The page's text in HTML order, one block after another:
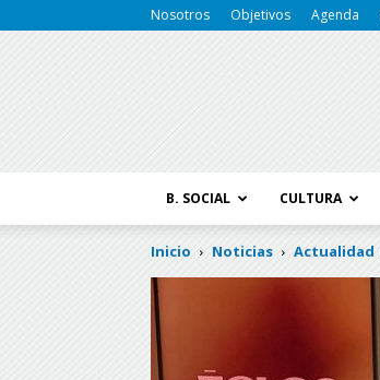
Nosotros Objetivos Agenda
B. SOCIAL CULTURA
Inicio Noticias Actualidad